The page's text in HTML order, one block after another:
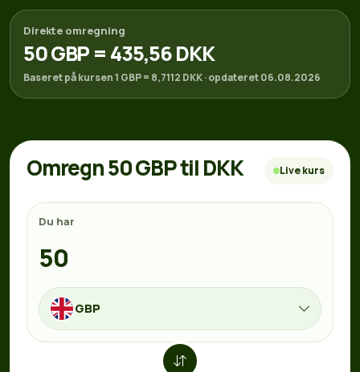
Direkte omregning
50 GBP = 435,56 DKK
Baseret på kursen 1 GBP = 8,7112 DKK · opdateret 06.08.2026
Omregn 50 GBP til DKK Live kurs
Du har
GBP